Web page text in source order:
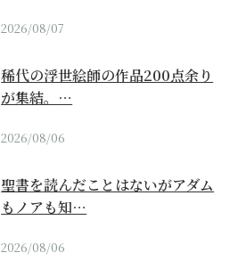
2026/08/07
稀代の浮世絵師の作品200点余り
が集結。…
2026/08/06
聖書を読んだことはないがアダム
もノアも知…
2026/08/06